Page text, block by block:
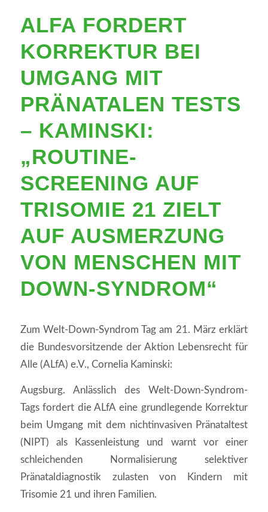
ALFA FORDERT
KORREKTUR BEI
UMGANG MIT
PRÄNATALEN TESTS
– KAMINSKI:
„ROUTINE-
SCREENING AUF
TRISOMIE 21 ZIELT
AUF AUSMERZUNG
VON MENSCHEN MIT
DOWN-SYNDROM“
Zum Welt-Down-Syndrom Tag am 21. März erklärt
die Bundesvorsitzende der Aktion Lebensrecht für
Alle (ALfA) e.V., Cornelia Kaminski:
Augsburg. Anlässlich des Welt-Down-Syndrom-
Tags fordert die ALfA eine grundlegende Korrektur
beim Umgang mit dem nichtinvasiven Pränataltest
(NIPT) als Kassenleistung und warnt vor einer
schleichenden Normalisierung selektiver
Pränataldiagnostik zulasten von Kindern mit
Trisomie 21 und ihren Familien.